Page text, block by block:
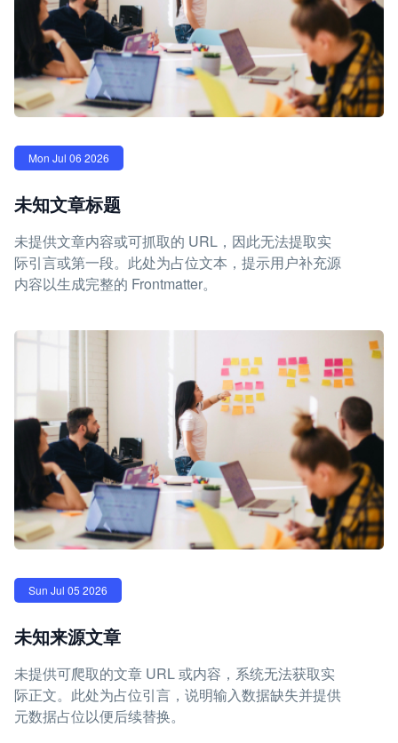
Mon Jul 06 2026
未知文章标题
未提供文章内容或可抓取的 URL，因此无法提取实
际引言或第一段。此处为占位文本，提示用户补充源
内容以生成完整的 Frontmatter。
Sun Jul 05 2026
未知来源文章
未提供可爬取的文章 URL 或内容，系统无法获取实
际正文。此处为占位引言，说明输入数据缺失并提供
元数据占位以便后续替换。